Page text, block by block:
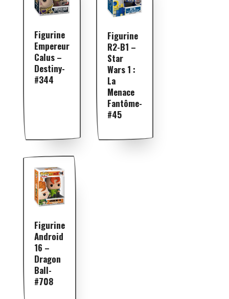
Figurine
Empereur
Calus –
Destiny-
#344
Figurine
R2-B1 –
Star
Wars 1 :
La
Menace
Fantôme-
#45
Figurine
Android
16 –
Dragon
Ball-
#708